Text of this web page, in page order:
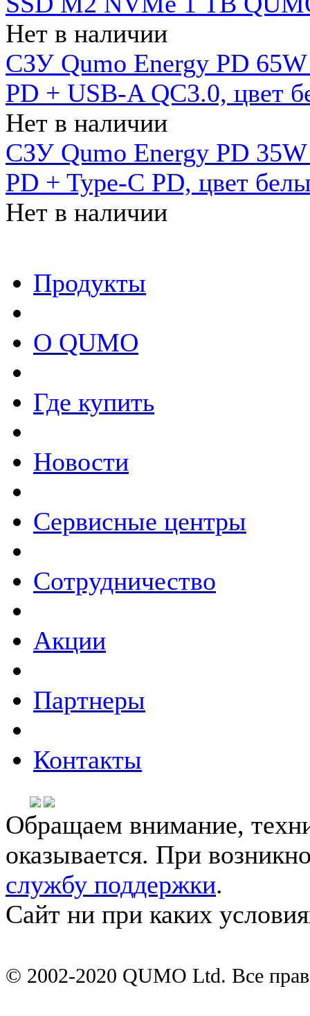
Нет в наличии
СЗУ Qumo Energy PD
PD + USB-A QC3.0, цвет
Нет в наличии
СЗУ Qumo Energy PD
PD + Type-C PD, цвет
Нет в наличии
Продукты
О QUMO
Где купить
Новости
Сервисные центры
Сотрудничество
Акции
Партнеры
Контакты
Обращаем внимание,
оказывается. При
службу поддержки.
Сайт ни при каких
© 2002-2020 QUMO Ltd. Все